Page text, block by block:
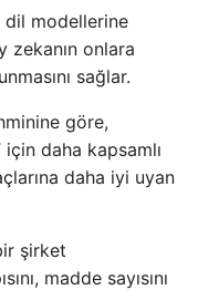
dil modellerine
onlara
sağlar.
göre,
daha kapsamlı
daha iyi uyan
şirket
madde sayısını